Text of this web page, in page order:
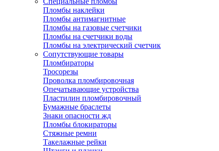
Пломбы наклейки
Пломбы антимагнитные
Пломбы на газовые счетчики
Пломбы на счетчики воды
Пломбы на электрический счетчик
Сопутствующие товары
Пломбираторы
Тросорезы
Проволка пломбировочная
Опечатывающие устройства
Пластилин пломбировочный
Бумажные браслеты
Знаки опасности жд
Пломбы блокираторы
Стяжные ремни
Такелажные рейки